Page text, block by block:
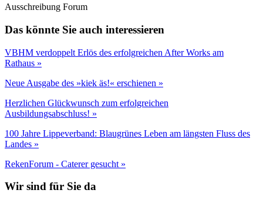
Ausschreibung Forum
Das könnte Sie auch interessieren
VBHM verdoppelt Erlös des erfolgreichen After Works am
Rathaus »
Neue Ausgabe des »kiek äs!« erschienen »
Herzlichen Glückwunsch zum erfolgreichen
Ausbildungsabschluss! »
100 Jahre Lippeverband: Blaugrünes Leben am längsten Fluss des
Landes »
RekenForum - Caterer gesucht »
Wir sind für Sie da